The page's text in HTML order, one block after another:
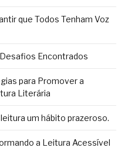
que Todos Tenham Voz
Encontrados
para Promover a
Literária
um hábito prazeroso.
a Leitura Acessível